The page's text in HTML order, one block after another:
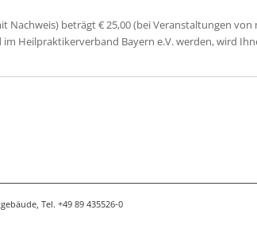
Nachweis) beträgt € 25,00 (bei Veranstaltungen von
im Heilpraktikerverband Bayern e.V. werden, wird
Tel. +49 89 435526-0